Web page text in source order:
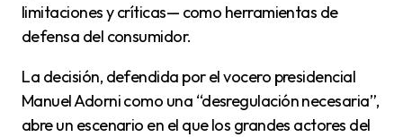
limitaciones y críticas— como herramientas de
defensa del consumidor.
La decisión, defendida por el vocero presidencial
Manuel Adorni como una “desregulación necesaria”,
abre un escenario en el que los grandes actores del